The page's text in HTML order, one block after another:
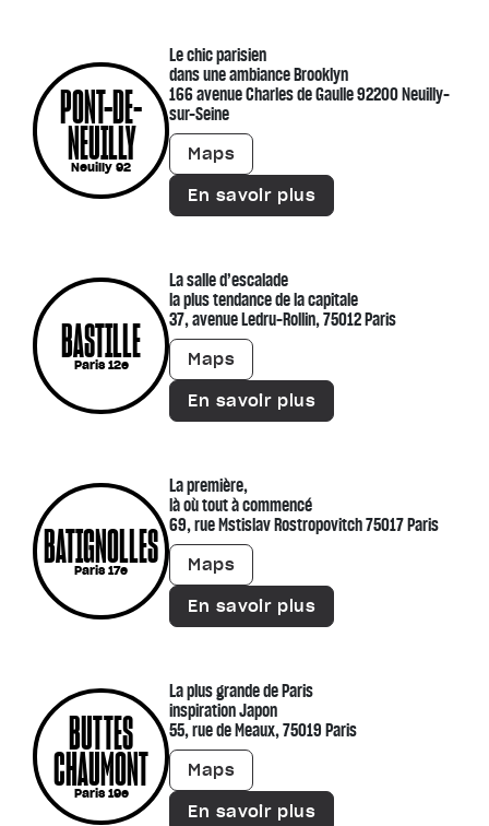
PONT-DE-
NEUILLY
Neuilly 92
Le chic parisien
dans une ambiance Brooklyn
166 avenue Charles de Gaulle 92200 Neuilly-
sur-Seine
Maps
En savoir plus
BASTILLE
Paris 12e
La salle d’escalade
la plus tendance de la capitale
37, avenue Ledru-Rollin, 75012 Paris
Maps
En savoir plus
BATIGNOLLES
Paris 17e
La première,
là où tout à commencé
69, rue Mstislav Rostropovitch 75017 Paris
Maps
En savoir plus
BUTTES
CHAUMONT
Paris 19e
La plus grande de Paris
inspiration Japon
55, rue de Meaux, 75019 Paris
Maps
En savoir plus